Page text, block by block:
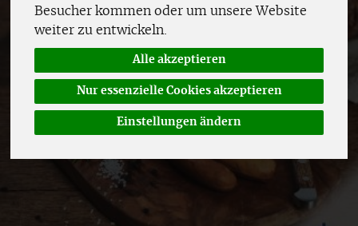
Besucher kommen oder um unsere Website
weiter zu entwickeln.
Alle akzeptieren
Nur essenzielle Cookies akzeptieren
Einstellungen ändern